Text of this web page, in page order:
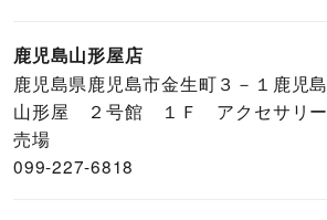
鹿児島山形屋店
鹿児島県鹿児島市金生町３－１鹿児島
山形屋 ２号館 １Ｆ アクセサリー
売場
099-227-6818